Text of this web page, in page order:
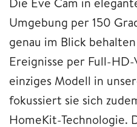
Umgebung per 150
genau im Blick
Ereignisse per Full-
einziges Modell in
fokussiert sie sich
HomeKit-Technologie.